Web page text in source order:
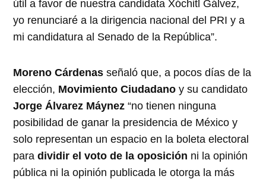
útil a favor de nuestra candidata Xóchitl Gálvez,
yo renunciaré a la dirigencia nacional del PRI y a
mi candidatura al Senado de la República”.
Moreno Cárdenas señaló que, a pocos días de la
elección, Movimiento Ciudadano y su candidato
Jorge Álvarez Máynez “no tienen ninguna
posibilidad de ganar la presidencia de México y
solo representan un espacio en la boleta electoral
paradividir el voto de la oposición ni la opinión
pública ni la opinión publicada le otorga la más